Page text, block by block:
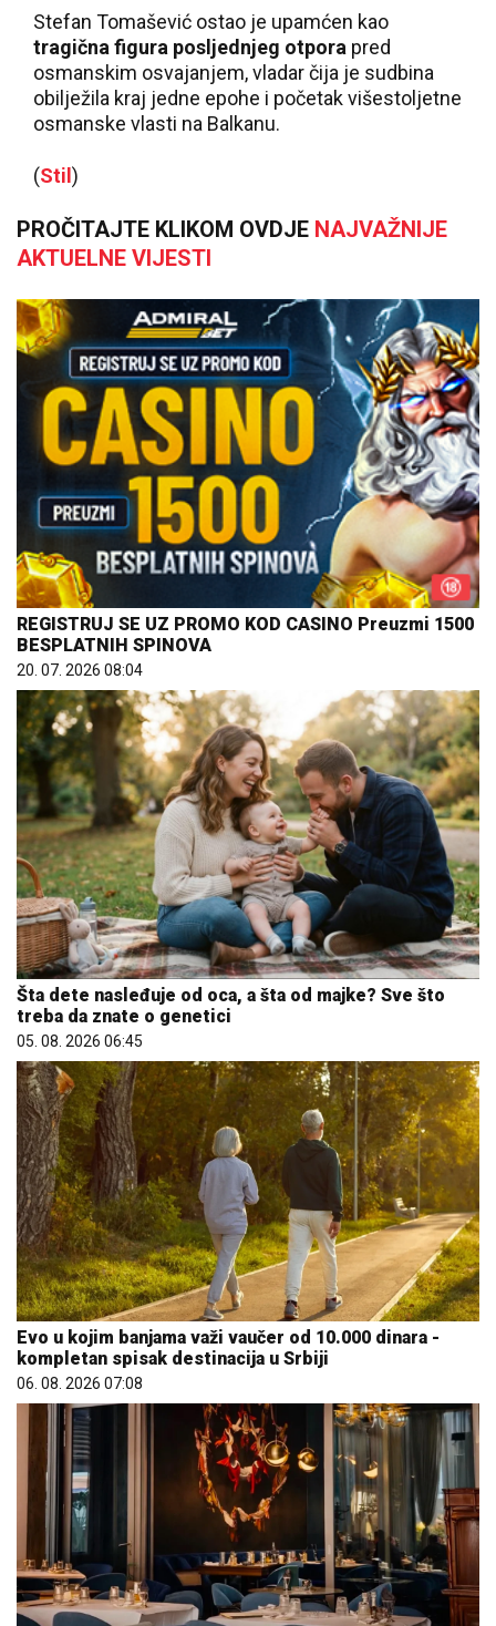
Stefan Tomašević ostao je upamćen kao
tragična figura posljednjeg otpora pred
osmanskim osvajanjem, vladar čija je sudbina
obilježila kraj jedne epohe i početak višestoljetne
osmanske vlasti na Balkanu.
(Stil )
PROČITAJTE KLIKOM OVDJE NAJVAŽNIJE
AKTUELNE VIJESTI
REGISTRUJ SE UZ PROMO KOD CASINO Preuzmi 1500
BESPLATNIH SPINOVA
20. 07. 2026 08:04
Šta dete nasleđuje od oca, a šta od majke? Sve što
treba da znate o genetici
05. 08. 2026 06:45
Evo u kojim banjama važi vaučer od 10.000 dinara -
kompletan spisak destinacija u Srbiji
06. 08. 2026 07:08